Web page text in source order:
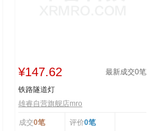
¥147.62 最新成交0笔
铁路隧道灯
雄睿自营旗舰店mro
成交0笔 评价0笔